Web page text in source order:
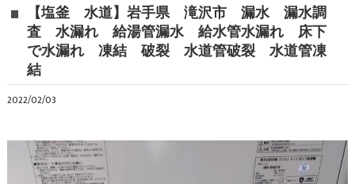
【塩釜 水道】岩手県 滝沢市 漏水 漏水調
査 水漏れ 給湯管漏水 給水管水漏れ 床下
で水漏れ 凍結 破裂 水道管破裂 水道管凍
結
2022/02/03